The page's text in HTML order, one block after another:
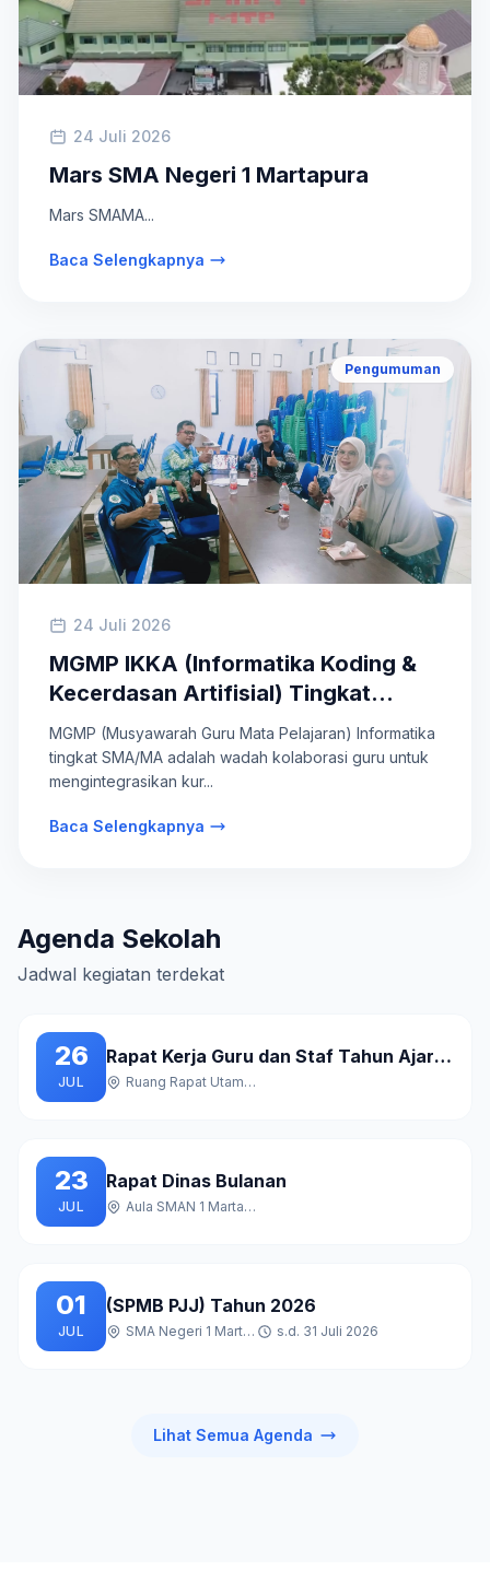
24 Juli 2026
Mars SMA Negeri 1 Martapura
Mars SMAMA...
Baca Selengkapnya
Pengumuman
24 Juli 2026
MGMP IKKA (Informatika Koding &
Kecerdasan Artifisial) Tingkat
SMA/MA
MGMP (Musyawarah Guru Mata Pelajaran) Informatika
tingkat SMA/MA adalah wadah kolaborasi guru untuk
mengintegrasikan kur...
Baca Selengkapnya
Agenda Sekolah
Jadwal kegiatan terdekat
26
JUL
Rapat Kerja Guru dan Staf Tahun Ajaran Baru
Ruang Rapat Utama Gedung A
23
JUL
Rapat Dinas Bulanan
Aula SMAN 1 Martapura
01
JUL
(SPMB PJJ) Tahun 2026
SMA Negeri 1 Martapura s.d. 31 Juli 2026
Lihat Semua Agenda